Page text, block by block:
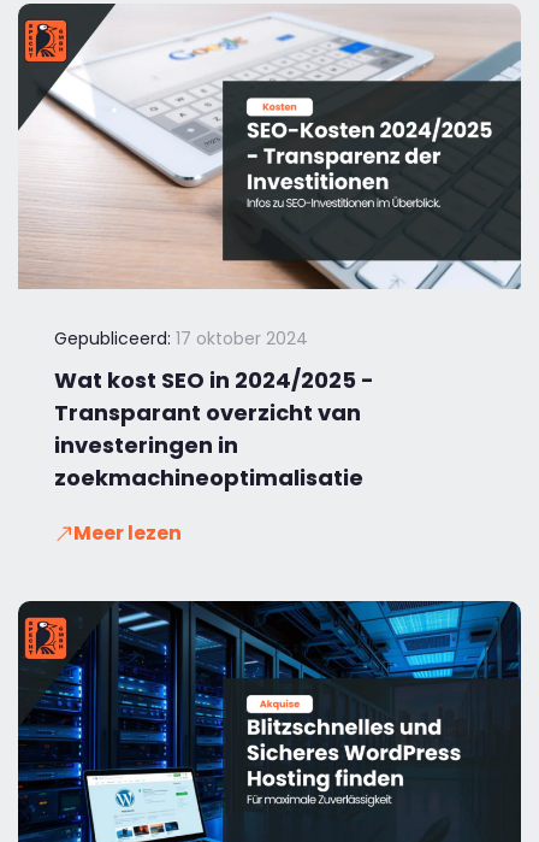
Gepubliceerd: 17 oktober 2024
Wat kost SEO in 2024/2025 -
Transparant overzicht van
investeringen in
zoekmachineoptimalisatie
Meer lezen